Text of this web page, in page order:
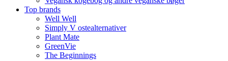
Top brands
Well Well
Simply V ostealternativer
Plant Mate
GreenVie
The Beginnings